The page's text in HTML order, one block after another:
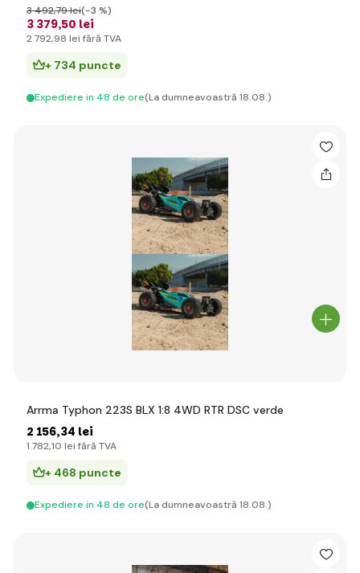
3 379,50 lei
3 492,79 lei(-3 %)
2 792,98 lei fără TVA
+ 734 puncte
Expediere in 48 de ore(La dumneavoastră 18.08.)
Arrma Typhon 223S BLX 1:8 4WD RTR DSC verde
2 156,34 lei
1 782,10 lei fără TVA
+ 468 puncte
Expediere in 48 de ore(La dumneavoastră 18.08.)